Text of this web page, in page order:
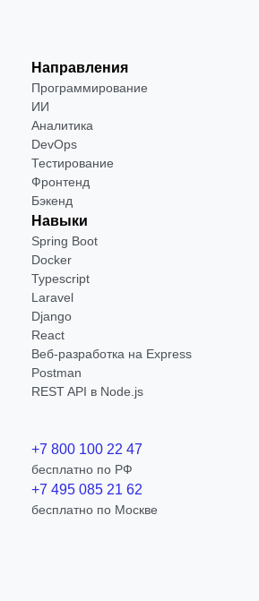
Направления
Программирование
ИИ
Аналитика
DevOps
Тестирование
Фронтенд
Бэкенд
Навыки
Spring Boot
Docker
Typescript
Laravel
Django
React
Веб-разработка на Express
Postman
REST API в Node.js
+7 800 100 22 47
бесплатно по РФ
+7 495 085 21 62
бесплатно по Москве